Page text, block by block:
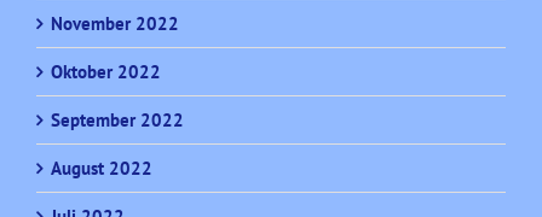
November 2022
Oktober 2022
September 2022
August 2022